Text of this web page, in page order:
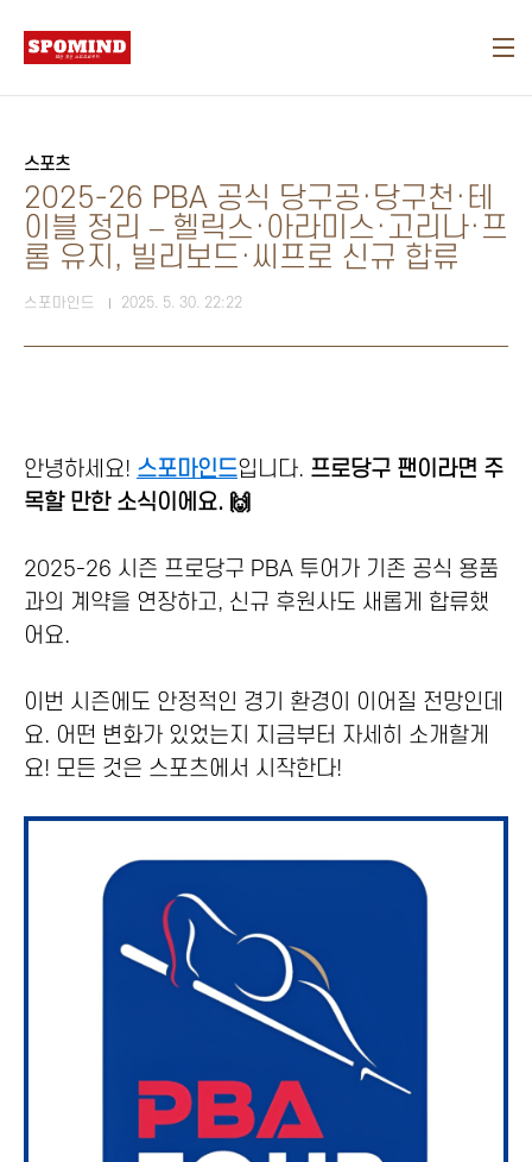
스포츠
2025-26 PBA 공식 당구공·당구천·테
이블 정리 – 헬릭스·아라미스·고리나·프
롬 유지, 빌리보드·씨프로 신규 합류
스포마인드 2025. 5. 30. 22:22
안녕하세요! 스포마인드입니다. 프로당구 팬이라면 주
목할 만한 소식이에요. 🙌
2025-26 시즌 프로당구 PBA 투어가 기존 공식 용품
과의 계약을 연장하고, 신규 후원사도 새롭게 합류했
어요.
이번 시즌에도 안정적인 경기 환경이 이어질 전망인데
요. 어떤 변화가 있었는지 지금부터 자세히 소개할게
요! 모든 것은 스포츠에서 시작한다!